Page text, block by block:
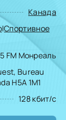
Канада
|Спортивное
FM Монреаль
Bureau
H5A 1M1
128 кбит/с